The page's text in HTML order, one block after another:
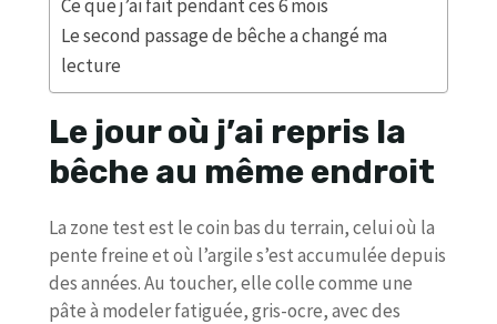
Ce que j’ai fait pendant ces 6 mois
Le second passage de bêche a changé ma
lecture
Le jour où j’ai repris la
bêche au même endroit
La zone test est le coin bas du terrain, celui où la
pente freine et où l’argile s’est accumulée depuis
des années. Au toucher, elle colle comme une
pâte à modeler fatiguée, gris-ocre, avec des